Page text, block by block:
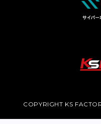
COPYRIGHT KS